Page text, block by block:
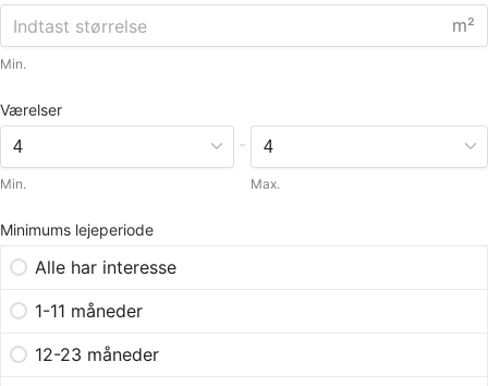
m²
Min.
Værelser
Min.
-
Max.
Minimums lejeperiode
Alle har interesse
1-11 måneder
12-23 måneder